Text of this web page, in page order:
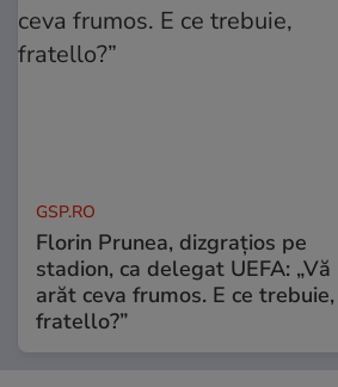
GSP.RO
Florin Prunea, dizgrațios pe
stadion, ca delegat UEFA: „Vă
arăt ceva frumos. E ce trebuie,
fratello?”